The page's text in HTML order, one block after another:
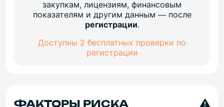
закупкам, лицензиям, финансовым
показателям и другим данным — после
регистрации.
Доступны 2 бесплатных проверки по
регистрации
ФАКТОРЫ РИСКА